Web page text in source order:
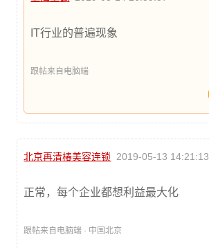
IT行业的普遍现象
跟帖来自电脑端
北京再清椿美容连锁 2019-05-13 14:21:13
正常，每个企业都想利益最大化
跟帖来自电脑端 · 中国北京